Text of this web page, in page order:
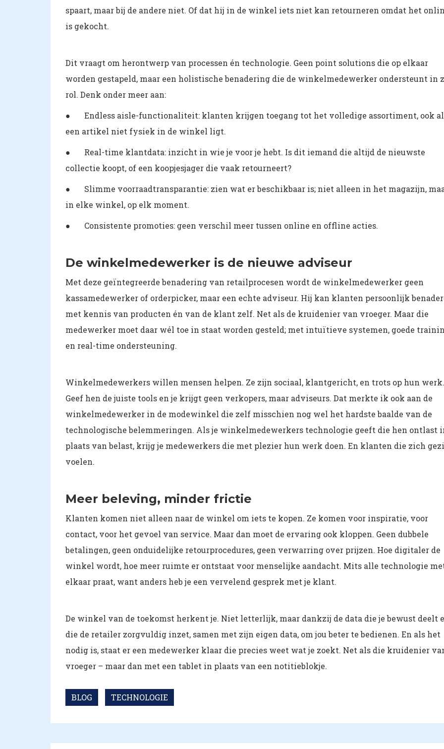
spaart, maar bij de andere niet. Of dat hij in de winkel iets niet kan retourneren omdat het
is gekocht.
Dit vraagt om herontwerp van processen én technologie. Geen point solutions die op elkaar
worden gestapeld, maar een holistische benadering die de winkelmedewerker ondersteunt in
rol. Denk onder meer aan:
● Endless aisle-functionaliteit: klanten krijgen toegang tot het volledige assortiment, ook
een artikel niet fysiek in de winkel ligt.
● Real-time klantdata: inzicht in wie je voor je hebt. Is dit iemand die altijd de nieuwste
collectie koopt, of een koopjesjager die vaak retourneert?
● Slimme voorraadtransparantie: zien wat er beschikbaar is; niet alleen in het magazijn,
in elke winkel, op elk moment.
● Consistente promoties: geen verschil meer tussen online en offline acties.
De winkelmedewerker is de nieuwe adviseur
Met deze geïntegreerde benadering van retailprocesen wordt de winkelmedewerker geen
kassamedewerker of orderpicker, maar een echte adviseur. Hij kan klanten persoonlijk
met kennis van producten én van de klant zelf. Net als de kruidenier van vroeger. Maar die
medewerker moet daar wél toe in staat worden gesteld; met intuïtieve systemen, goede
en real-time ondersteuning.
Winkelmedewerkers willen mensen helpen. Ze zijn sociaal, klantgericht, en trots op hun werk.
Geef hen de juiste tools en je krijgt geen verkopers, maar adviseurs. Dat merkte ik ook aan de
winkelmedewerker in de modewinkel die zelf misschien nog wel het hardste baalde van de
technologische belemmeringen. Als je winkelmedewerkers technologie geeft die hen ontlast
plaats van belast, krijg je medewerkers die met plezier hun werk doen. En klanten die zich
voelen.
Meer beleving, minder frictie
Klanten komen niet alleen naar de winkel om iets te kopen. Ze komen voor inspiratie, voor
contact, voor het gevoel van service. Maar dan moet de ervaring ook kloppen. Geen dubbele
betalingen, geen onduidelijke retourprocedures, geen verwarring over prijzen. Hoe digitaler de
winkel wordt, hoe meer ruimte er ontstaat voor menselijke aandacht. Mits alle technologie
elkaar praat, want anders heb je een vervelend gesprek met je klant.
De winkel van de toekomst herkent je. Niet letterlijk, maar dankzij de data die je bewust deelt
die de retailer zorgvuldig inzet, samen met zijn eigen data, om jou beter te bedienen. En als het
nodig is, staat er een medewerker klaar die precies weet wat je zoekt. Net als die kruidenier
vroeger – maar dan met een tablet in plaats van een notitieblokje.
BLOG TECHNOLOGIE